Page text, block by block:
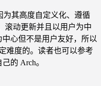
为其高度自定义化、遵循
滚动更新并且以用户为中
心但不是用户友好，所以
难度的。读者也可以参考
的 Arch。